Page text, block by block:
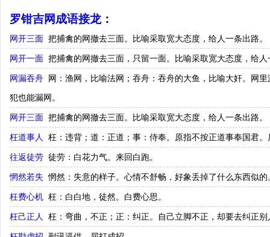
罗钳吉网成语接龙：
网开三面 把捕禽的网撤去三面。比喻采取宽大态度，给人一条出路。
网开一面 把捕禽的网撤去三面，只留一面。比喻采取宽大态度，给人
网漏吞舟 网：渔网，比喻法网；吞舟：吞舟的大鱼，比喻大奸。网
犯也能漏网。
网开三面 把捕禽的网撤去三面。比喻采取宽大态度，给人一条出路。
枉道事人 枉：违背；道：正道；事：侍奉。原指不按正道事奉国君
往返徒劳 徒劳：白花力气。来回白跑。
惘然若失 惘然：失意的样子。心情不舒畅，好象丢掉了什么东西似的
枉费心机 枉：白白地，徒然。白费心思。
枉己正人 枉：弯曲，不正；正：纠正。自己立脚不正，却要去纠正别